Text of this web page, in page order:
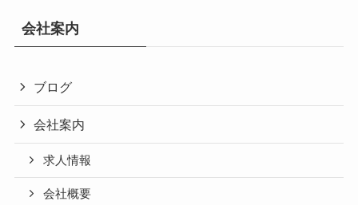
会社案内
ブログ
会社案内
求人情報
会社概要